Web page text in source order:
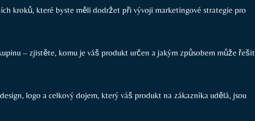
kroků, které byste měli dodržet při vývoji marketingové strategie pro
– zjistěte, komu je váš produkt určen a jakým způsobem může řešit
logo a celkový dojem, který váš produkt na zákazníka udělá, jsou